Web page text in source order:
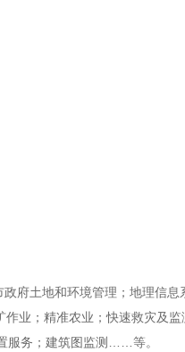
府土地和环境管理；地理信
业；精准农业；快速救灾及
服务；建筑图监测……等。